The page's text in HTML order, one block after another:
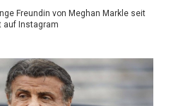
Freundin von Meghan Markle seit
auf Instagram